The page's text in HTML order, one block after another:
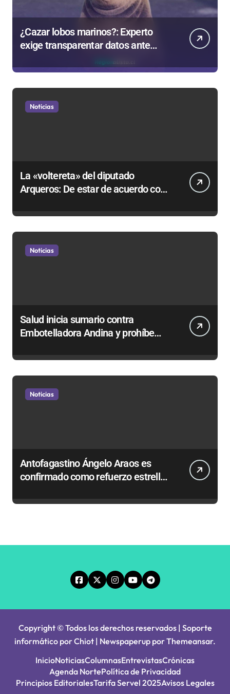
¿Cazar lobos marinos?: Experto
exige transparentar datos ante
Gobierno
Noticias
La «voltereta» del diputado
Arqueros: De estar de acuerdo con
empresa 100% estatal
Noticias
Salud inicia sumario contra
Embotelladora Andina y prohíbe
laborales
Noticias
Antofagastino Ángelo Araos es
confirmado como refuerzo estrella
Copyright © Todos los derechos reservados | Soporte
informático por Chiot | Newspaperup porThemeansar.
InicioNoticiasColumnasEntrevistasCrónicas
Agenda NortePolítica de Privacidad
Principios EditorialesTarifa Servel 2025Avisos Legales